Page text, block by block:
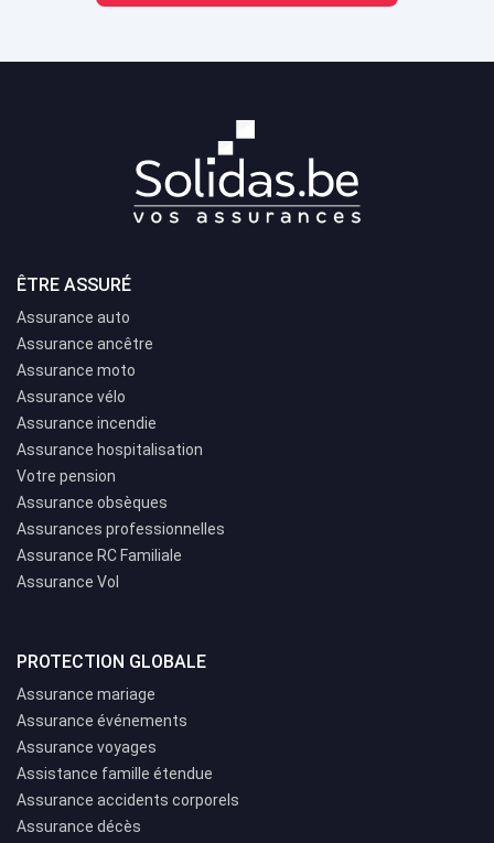
ÊTRE ASSURÉ
Assurance auto
Assurance ancêtre
Assurance moto
Assurance vélo
Assurance incendie
Assurance hospitalisation
Votre pension
Assurance obsèques
Assurances professionnelles
Assurance RC Familiale
Assurance Vol
PROTECTION GLOBALE
Assurance mariage
Assurance événements
Assurance voyages
Assistance famille étendue
Assurance accidents corporels
Assurance décès